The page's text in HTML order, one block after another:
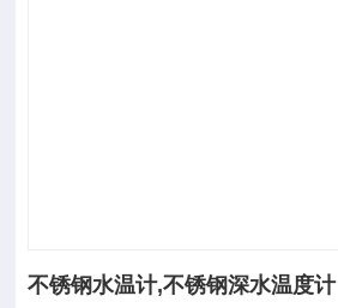
不锈钢水温计,不锈钢深水温度计